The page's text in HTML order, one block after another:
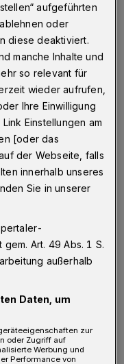
durch ihren
Charakteristik
ist nach der
dem Zoo,
Vorwerk-
Waldfrieden
er sich in
den
Nordpark nun
von Park- und
so
„Und
aufgeführten
oder
diese deaktiviert.
manche Inhalte und
so relevant für
wieder aufrufen,
Ihre Einwilligung
Einstellungen am
[oder das
der Webseite, falls
innerhalb unseres
Sie in unserer
Art. 49 Abs. 1 S.
außerhalb
Daten, um
zur
oder Zugriff auf
Werbung und
Performance von